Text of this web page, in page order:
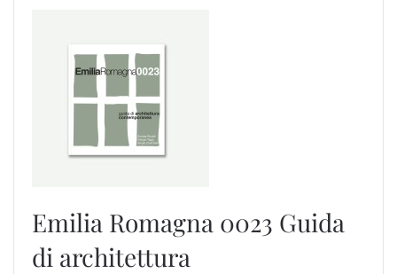
Emilia Romagna 0023 Guida
di architettura